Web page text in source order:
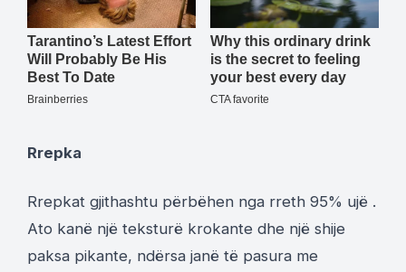
Rrepka
Rrepkat gjithashtu përbëhen nga rreth 95% ujë .
Ato kanë një teksturë krokante dhe një shije
paksa pikante, ndërsa janë të pasura me